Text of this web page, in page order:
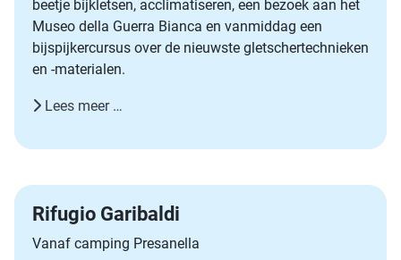
beetje bijkletsen, acclimatiseren, een bezoek aan het
Museo della Guerra Bianca en vanmiddag een
bijspijkercursus over de nieuwste gletschertechnieken
en -materialen.
Lees meer …
Rifugio Garibaldi
Vanaf camping Presanella